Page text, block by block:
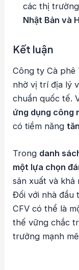
các thị
Nhật Bản và
Kết luận
Công ty Cà phê
nhờ vị trí địa lý
chuẩn quốc tế.
ứng dụng công
có tiềm năng
Trong danh
một lựa chọn
sản xuất và
Đối với nhà đầu
CFV có thể là
thế vững chắc
trưởng mạnh